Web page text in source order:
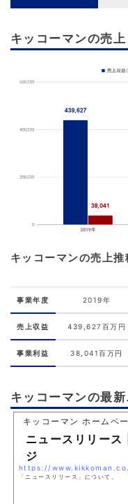
キッコーマンの売上
キッコーマンの売上推
事業年度 2019年
売上収益 439,627百万円
事業利益 38,041百万円
キッコーマンの最
キッコーマン ホームペ
ニュースリリー
ジ
https://
「ニュースリリース」について。